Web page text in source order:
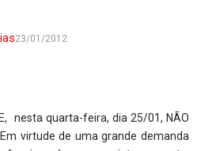
23/01/2012
nesta quarta-feira, dia 25/01, NÃO
virtude de uma grande demanda